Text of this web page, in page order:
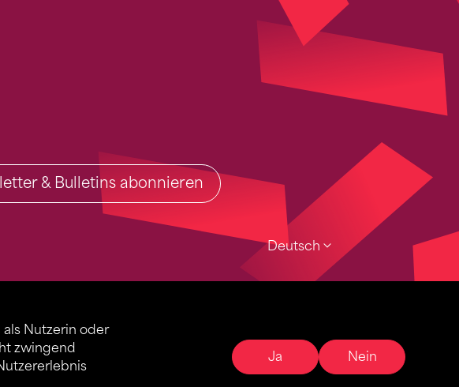
Nutzerin oder
zwingend
Ja Nein
Deutsch
& Bulletins abonnieren